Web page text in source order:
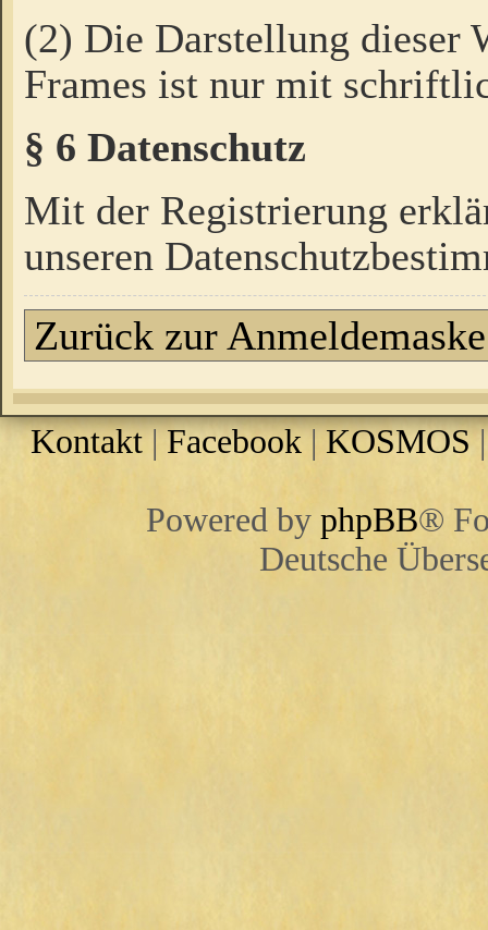
(2) Die Darstellung dieser
Frames ist nur mit
§ 6 Datenschutz
Mit der Registrierung
unseren
Zurück zur Anmeldemaske
Kontakt|Facebook|KOSMOS
Powered by phpBB®
Deutsche